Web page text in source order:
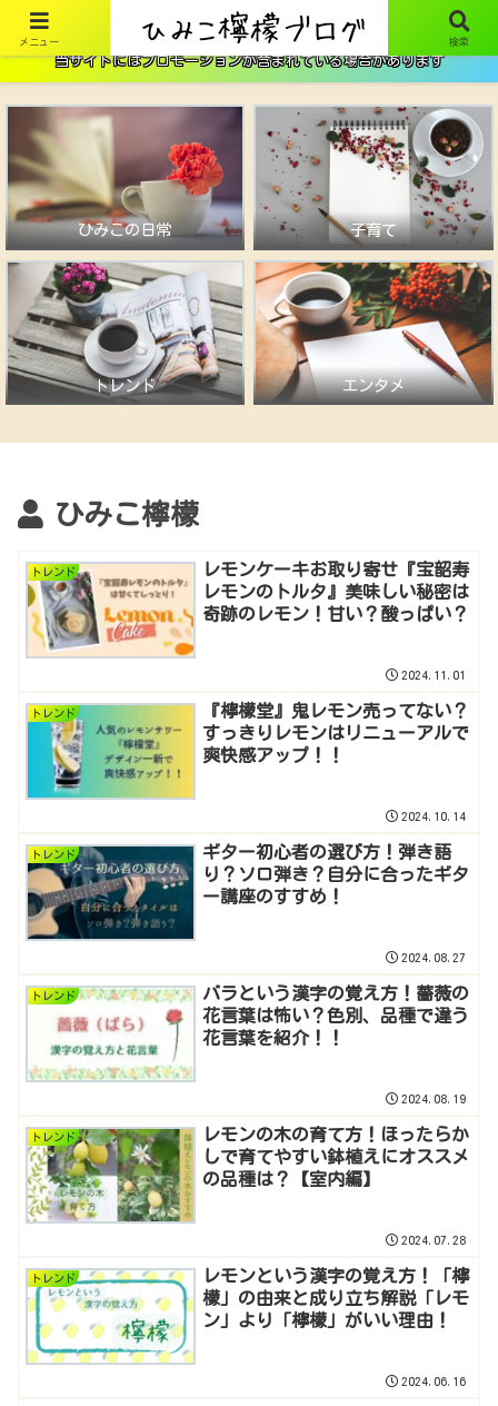
当サイトにはプロモーションが含まれている場合があります
ひみこの日常 子育て
トレンド エンタメ
ひみこ檸檬
トレンド
レモンケーキお取り寄せ『宝韶寿
レモンのトルタ』美味しい秘密は
奇跡のレモン！甘い？酸っぱい？
2024.11.01
トレンド
『檸檬堂』鬼レモン売ってない？
すっきりレモンはリニューアルで
爽快感アップ！！
2024.10.14
トレンド
ギター初心者の選び方！弾き語
り？ソロ弾き？自分に合ったギタ
ー講座のすすめ！
2024.08.27
トレンド
バラという漢字の覚え方！薔薇の
花言葉は怖い？色別、品種で違う
花言葉を紹介！！
2024.08.19
トレンド
レモンの木の育て方！ほったらか
しで育てやすい鉢植えにオススメ
の品種は？【室内編】
2024.07.28
トレンド
レモンという漢字の覚え方！「檸
檬」の由来と成り立ち解説「レモ
ン」より「檸檬」がいい理由！
2024.06.16
メニュー 検索